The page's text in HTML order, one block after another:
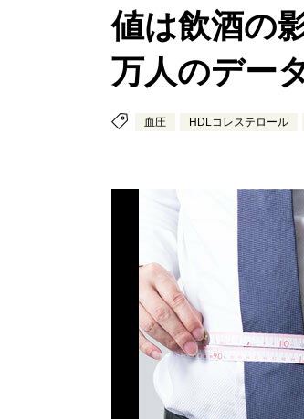
値は飲酒の
万人のデー
血圧 HDLコレステロール